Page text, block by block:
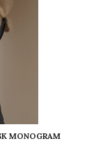
MONOGRAM